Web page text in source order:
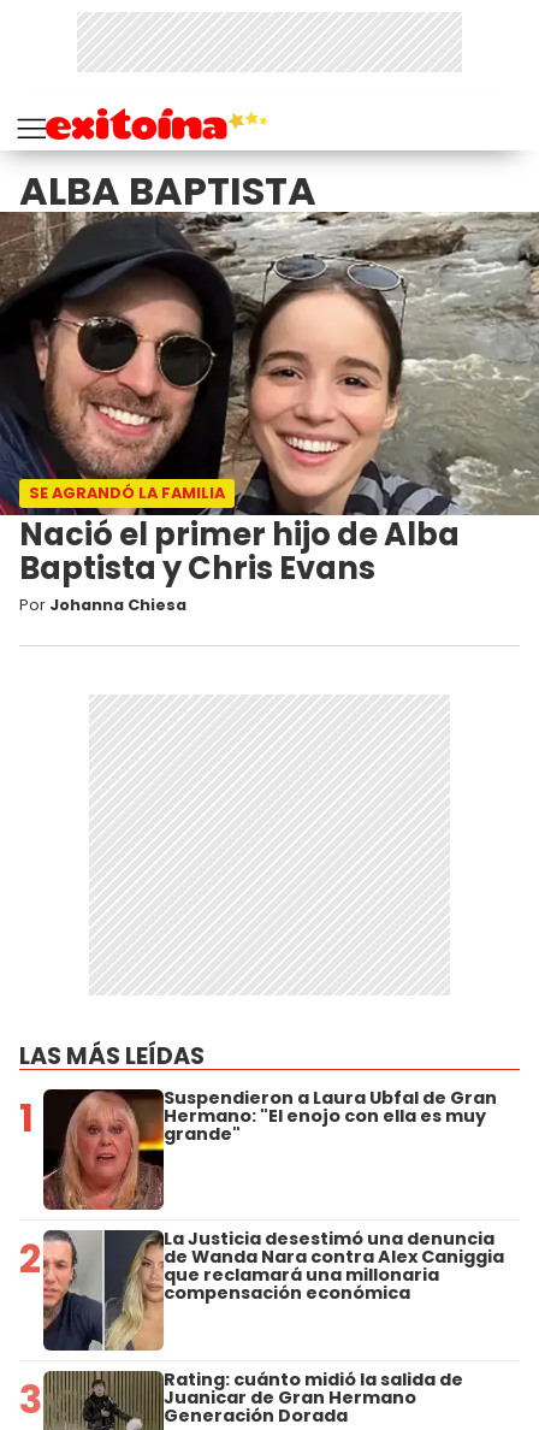
ALBA BAPTISTA
SE AGRANDÓ LA FAMILIA
Nació el primer hijo de Alba
Baptista y Chris Evans
Por Johanna Chiesa
LAS MÁS LEÍDAS
1 Suspendieron a Laura Ubfal de Gran
Hermano: "El enojo con ella es muy
grande"
2 La Justicia desestimó una denuncia
de Wanda Nara contra Alex Caniggia
que reclamará una millonaria
compensación económica
3 Rating: cuánto midió la salida de
Juanicar de Gran Hermano
Generación Dorada